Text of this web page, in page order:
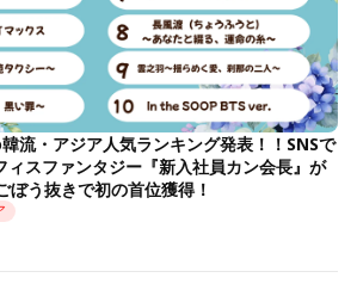
流・アジア人気ランキング発表！！SNSで
ィスファンタジー『新入社員カン会長』が
ぼう抜きで初の首位獲得！